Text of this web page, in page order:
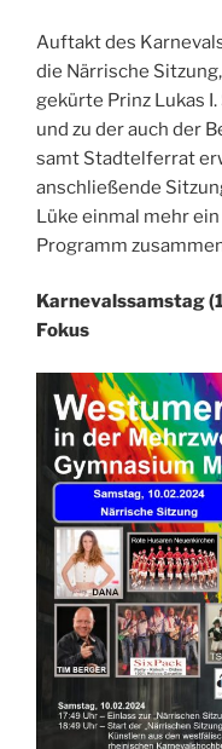
Auftakt des
die Närrische
gekürte Prinz Lukas
und zu der auch der
samt Stadtelferrat
anschließende
Lüke einmal mehr
Programm
Karnevalssamstag
Fokus